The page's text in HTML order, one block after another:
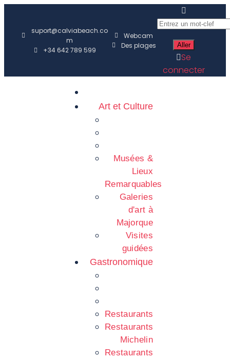
suport@calviabeach.co
m
+34 642 789 599
Webcam
Des plages
Se
connecter
Art et Culture
Musées &
Lieux
Remarquables
Galeries
d'art à
Majorque
Visites
guidées
Gastronomique
Restaurants
Restaurants
Michelin
Restaurants